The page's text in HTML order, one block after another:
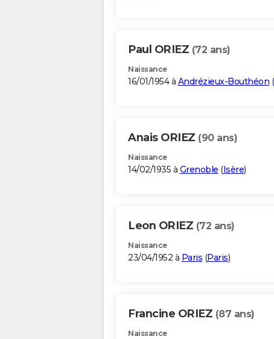
Paul ORIEZ (72 ans)
Naissance
16/01/1954 à Andrézieux-Bouthéon (
Anais ORIEZ (90 ans)
Naissance
14/02/1935 à Grenoble (Isère)
Leon ORIEZ (72 ans)
Naissance
23/04/1952 à Paris (Paris)
Francine ORIEZ (87 ans)
Naissance